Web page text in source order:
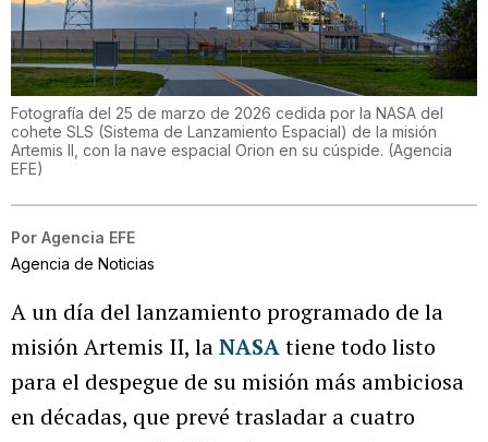
Fotografía del 25 de marzo de 2026 cedida por la NASA del
cohete SLS (Sistema de Lanzamiento Espacial) de la misión
Artemis II, con la nave espacial Orion en su cúspide. (Agencia
EFE)
Por Agencia EFE
Agencia de Noticias
A un día del lanzamiento programado de la
misión Artemis II, laNASAtiene todo listo
para el despegue de su misión más ambiciosa
en décadas, que prevé trasladar a cuatro